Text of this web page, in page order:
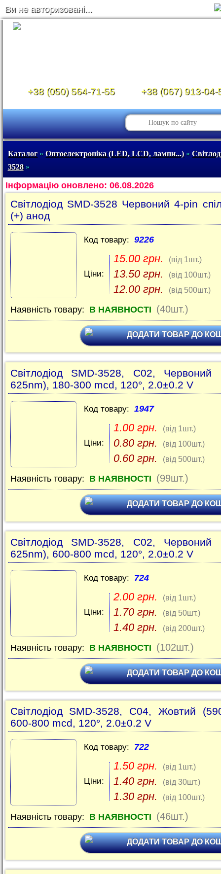
Ви не авторизовані...
+38 (050) 564-71-55 +38 (067) 913-04-
Каталог» Оптоелектроніка (LED, LCD, лампи...)»
3528»
Інформацію оновлено: 06.08.2026
Світлодіод SMD-3528 Червоний 4-pin
(+) анод
Код товару: 9226
Ціни:
15.00 грн. (від 1шт.)
13.50 грн. (від 100шт.)
12.00 грн. (від 500шт.)
Наявність товару: В НАЯВНОСТІ (40шт.)
ДОДАТИ ТОВАР ДО
Світлодіод SMD-3528, C02, Червоний
625nm), 180-300 mcd, 120°, 2.0±0.2 V
Код товару: 1947
Ціни:
1.00 грн. (від 1шт.)
0.80 грн. (від 100шт.)
0.60 грн. (від 500шт.)
Наявність товару: В НАЯВНОСТІ (99шт.)
ДОДАТИ ТОВАР ДО
Світлодіод SMD-3528, C02, Червоний
625nm), 600-800 mcd, 120°, 2.0±0.2 V
Код товару: 724
Ціни:
2.00 грн. (від 1шт.)
1.70 грн. (від 50шт.)
1.40 грн. (від 200шт.)
Наявність товару: В НАЯВНОСТІ (102шт.)
ДОДАТИ ТОВАР ДО
Світлодіод SMD-3528, C04, Жовтий
600-800 mcd, 120°, 2.0±0.2 V
Код товару: 722
Ціни:
1.50 грн. (від 1шт.)
1.40 грн. (від 30шт.)
1.30 грн. (від 100шт.)
Наявність товару: В НАЯВНОСТІ (46шт.)
ДОДАТИ ТОВАР ДО